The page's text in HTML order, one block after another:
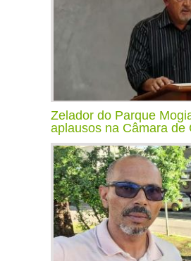
Zelador do Parque
aplausos na Câmara de